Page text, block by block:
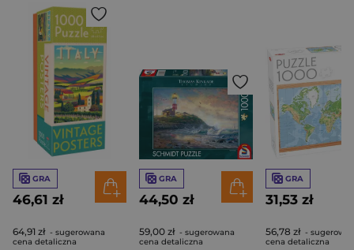
GRA
46,61 zł
64,91 zł - sugerowana
cena detaliczna
GRA
44,50 zł
59,00 zł - sugerowana
cena detaliczna
GRA
31,53 zł
56,78 zł -
cena detaliczna